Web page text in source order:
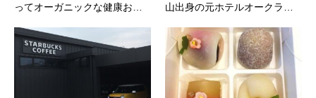
ってオーガニックな健康お… 山出身の元ホテルオークラ…